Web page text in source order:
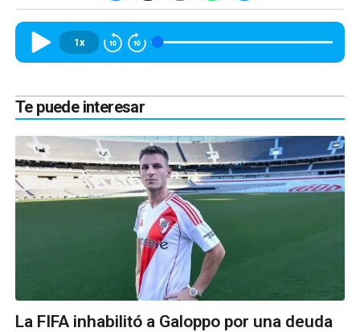
1x
Te puede interesar
La FIFA inhabilitó a Galoppo por una deuda